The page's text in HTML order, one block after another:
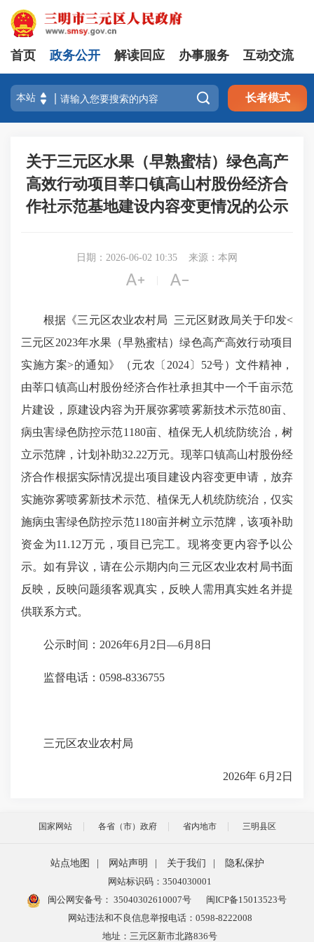
首页 政务公开 解读回应 办事服务 互动交流
 长者模式
关于三元区水果（早熟蜜桔）绿色高产
高效行动项目莘口镇高山村股份经济合
作社示范基地建设内容变更情况的公示
日期：2026-06-02 10:35 来源：本网
 
根据《三元区农业农村局 三元区财政局关于印发<
三元区2023年水果（早熟蜜桔）绿色高产高效行动项目
实施方案>的通知》（元农〔2024〕52号）文件精神，
由莘口镇高山村股份经济合作社承担其中一个千亩示范
片建设，原建设内容为开展弥雾喷雾新技术示范80亩、
病虫害绿色防控示范1180亩、植保无人机统防统治，树
立示范牌，计划补助32.22万元。现莘口镇高山村股份经
济合作根据实际情况提出项目建设内容变更申请，放弃
实施弥雾喷雾新技术示范、植保无人机统防统治，仅实
施病虫害绿色防控示范1180亩并树立示范牌，该项补助
资金为11.12万元，项目已完工。现将变更内容予以公
示。如有异议，请在公示期内向三元区农业农村局书面
反映，反映问题须客观真实，反映人需用真实姓名并提
供联系方式。
公示时间：2026年6月2日—6月8日
监督电话：0598-8336755
三元区农业农村局
2026年 6月2日
国家网站 各省（市）政府 省内地市 三明县区
站点地图 网站声明 关于我们
隐私保护
网站标识码：3504030001
闽公网安备号： 35040302610007号
闽ICP备15013523号
网站违法和不良信息举报电话：0598-8222008
地址：三元区新市北路836号